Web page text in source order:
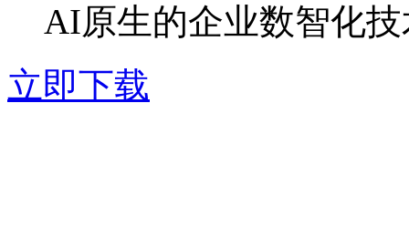
AI原生的企业数智化
立即下载